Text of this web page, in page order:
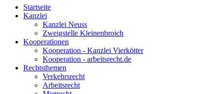
Startseite
Kanzlei
Kanzlei Neuss
Zweigstelle Kleinenbroich
Kooperationen
Kooperation - Kanzlei Vierkötter
Kooperation - arbeitsrecht.de
Rechtsthemen
Verkehrsrecht
Arbeitsrecht